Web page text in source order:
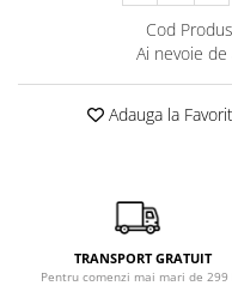
Cod
Ai nevoie de
Adauga la
TRANSPORT GRATUIT
Pentru comenzi mai mari de 299